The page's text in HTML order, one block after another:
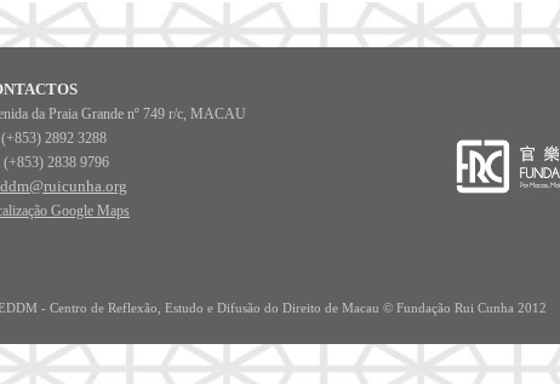
da Praia Grande nº 749 r/c, MACAU
2892 3288
2838 9796
Google Maps
- Centro de Reflexão, Estudo e Difusão do Direito de Macau © Fundação Rui Cunha 2012